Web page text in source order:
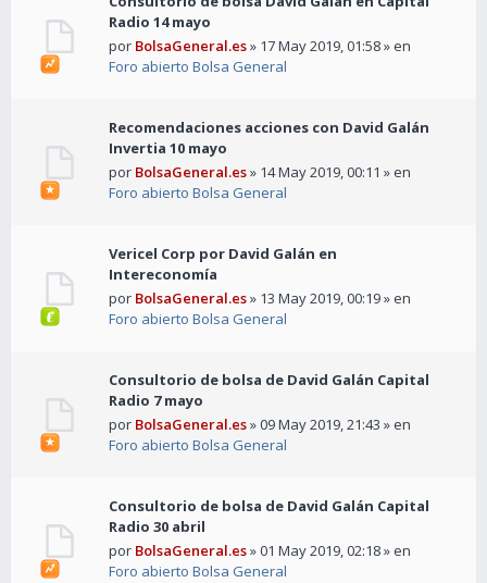
Radio 14 mayo
por BolsaGeneral.es» 17 May 2019, 01:58 » en
Foro abierto Bolsa General
Recomendaciones acciones con David Galán
Invertia 10 mayo
por BolsaGeneral.es» 14 May 2019, 00:11 » en
Foro abierto Bolsa General
Vericel Corp por David Galán en
Intereconomía
por BolsaGeneral.es» 13 May 2019, 00:19 » en
Foro abierto Bolsa General
Consultorio de bolsa de David Galán Capital
Radio 7 mayo
por BolsaGeneral.es» 09 May 2019, 21:43 » en
Foro abierto Bolsa General
Consultorio de bolsa de David Galán Capital
Radio 30 abril
por BolsaGeneral.es» 01 May 2019, 02:18 » en
Foro abierto Bolsa General